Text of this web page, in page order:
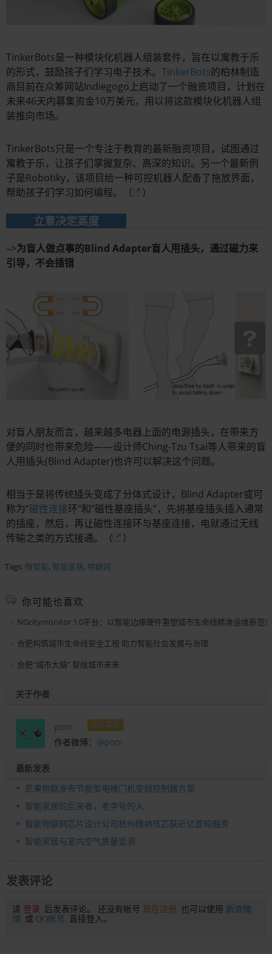
TinkerBots是一种模块化机器人组装套件，旨在以寓教于乐
的形式，鼓励孩子们学习电子技术。 TinkerBots的柏林制造
商目前在众筹网站Indiegogo上启动了一个融资项目，计划在
未来46天内募集资金10万美元，用以将这款模块化机器人组
装推向市场。
TinkerBots只是一个专注于教育的最新融资项目，试图通过
寓教于乐，让孩子们掌握复杂、高深的知识。另一个最新例
子是Robotiky，该项目给一种可控机器人配备了拖放界面，
帮助孩子们学习如何编程。（
）
立意决定高度
–>为盲人做点事的Blind Adapter盲人用插头，通过磁力来
引导，不会插错
对盲人朋友而言，越来越多电器上面的电源插头，在带来方
便的同时也带来危险——设计师Ching-Tzu Tsai等人带来的盲
人用插头(Blind Adapter)也许可以解决这个问题。
相当于是将传统插头变成了分体式设计，Blind Adapter或可
称为“磁性连接环”和“磁性基座插头”，先将基座插头插入通常
的插座，然后，再让磁性连接环与基座连接，电就通过无线
传输之类的方式接通。（
）
Tags: 微智能, 智能家居, 物联网
你可能也喜欢
NGcitymonitor 1.0平台：以智能边缘硬件重塑城市生命线精准运维新范式
合肥构筑城市生命线安全工程 助力智能社会发展与治理
合肥“城市大脑” 智绘城市未来
关于作者
pom 金牌笛客
作者微博： @pom
最新发表
尼果物联发布节能型电梯门机变频控制器方案
智能家居的后来者，老字号的入
智能物联网芯片设计公司杭州微纳核芯获近亿首轮融资
智能家居与室内空气质量监测
发表评论
请 登录 后发表评论。 还没有帐号 现在注册 也可以使用 新浪微
博 或 QQ帐号 直接登入。